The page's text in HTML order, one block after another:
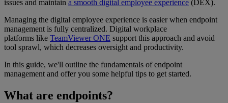
issues and maintain a smooth digital employee experience (DEX).
Managing the digital employee experience is easier when endpoint
management is fully centralized. Digital workplace
platforms like TeamViewer ONE support this approach and avoid
tool sprawl, which decreases oversight and productivity.
In this guide, we'll outline the fundamentals of endpoint
management and offer you some helpful tips to get started.
What are endpoints?